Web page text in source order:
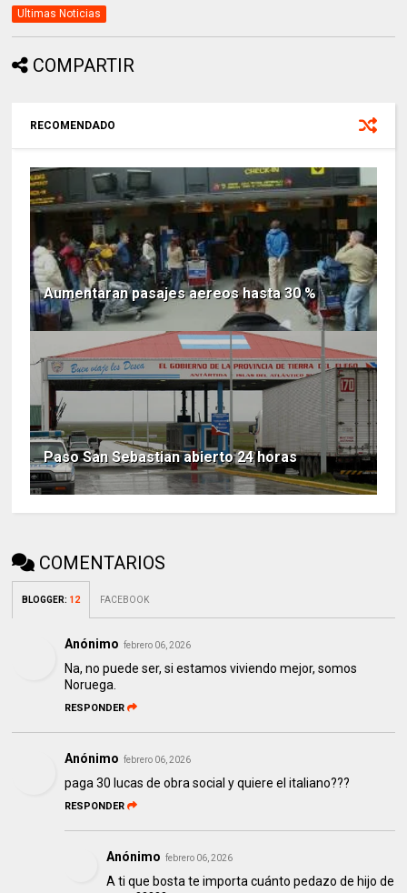
Ultimas Noticias
COMPARTIR
RECOMENDADO
Aumentaran pasajes aereos hasta 30 %
Paso San Sebastian abierto 24 horas
COMENTARIOS
BLOGGER: 12 FACEBOOK
Anónimo febrero 06, 2026
Na, no puede ser, si estamos viviendo mejor, somos
Noruega.
RESPONDER
Anónimo febrero 06, 2026
paga 30 lucas de obra social y quiere el italiano???
RESPONDER
Anónimo febrero 06, 2026
A ti que bosta te importa cuánto pedazo de hijo de